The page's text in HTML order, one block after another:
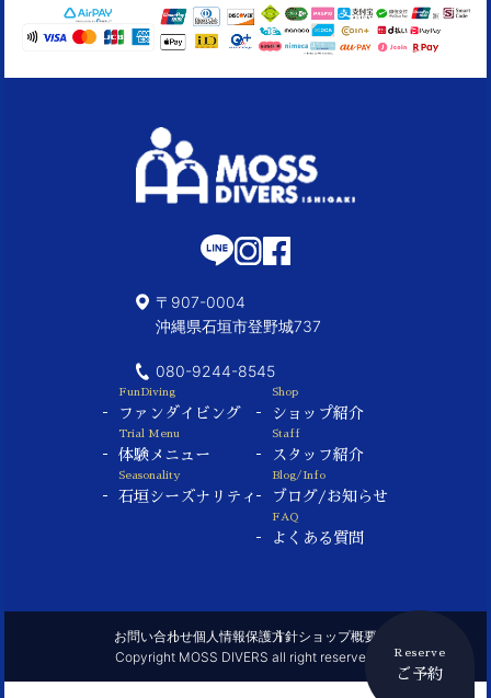
Reserve
ご予約
〒907-0004
沖縄県石垣市登野城737
080-9244-8545
FunDiving
ファンダイビング
Trial Menu
体験メニュー
Seasonality
石垣シーズナリティ
Shop
ショップ紹介
Staff
スタッフ紹介
Blog/Info
ブログ/お知らせ
FAQ
よくある質問
お問い合わせ個人情報保護方針ショップ概要
Copyright MOSS DIVERS all right reserved.